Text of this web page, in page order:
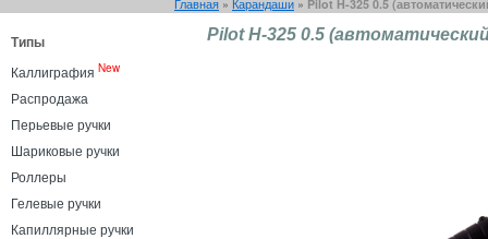
Главная » Карандаши » Pilot H-325 0.5
Типы
Каллиграфия New
Распродажа
Перьевые ручки
Шариковые ручки
Роллеры
Гелевые ручки
Капиллярные ручки
Pilot H-325 0.5